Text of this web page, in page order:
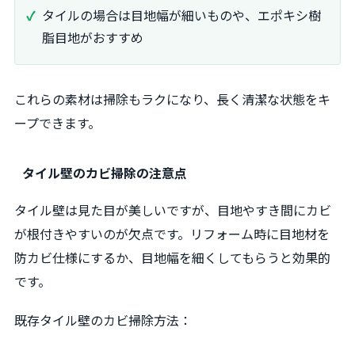
タイルの場合は目地幅が細いものや、エポキシ樹
脂目地がおすすめ
これらの素材は掃除もラクになり、長く清潔な状態をキ
ープできます。
タイル壁のカビ掃除の注意点
タイル壁は見た目が美しいですが、目地やすき間にカビ
が根付きやすいのが欠点です。リフォーム時に目地材を
防カビ仕様にするか、目地幅を細くしてもらうと効果的
です。
既存タイル壁のカビ掃除方法：